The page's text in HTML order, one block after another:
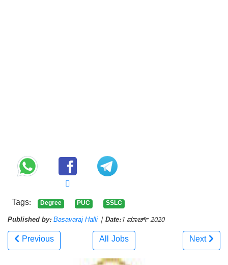
Tags: Degree PUC SSLC
Published by: Basavaraj Halli | Date:1 ಮಾರ್ಚ್ 2020
Previous All Jobs Next